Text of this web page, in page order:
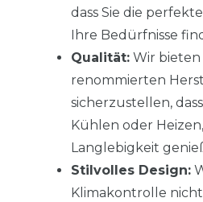
dass Sie die
Ihre Bedürfnisse
Qualität: Wir
renommierten
sicherzustellen,
Kühlen oder
Langlebigkeit
Stilvolles Design:
Klimakontrolle